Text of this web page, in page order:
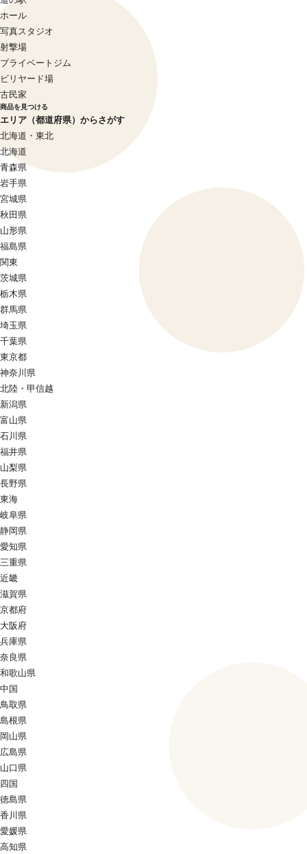
ホール
写真スタジオ
射撃場
プライベートジム
ビリヤード場
古民家
商品を見つける
エリア（都道府県）からさがす
北海道・東北
北海道
青森県
岩手県
宮城県
秋田県
山形県
福島県
関東
茨城県
栃木県
群馬県
埼玉県
千葉県
東京都
神奈川県
北陸・甲信越
新潟県
富山県
石川県
福井県
山梨県
長野県
東海
岐阜県
静岡県
愛知県
三重県
近畿
滋賀県
京都府
大阪府
兵庫県
奈良県
和歌山県
中国
鳥取県
島根県
岡山県
広島県
山口県
四国
徳島県
香川県
愛媛県
高知県